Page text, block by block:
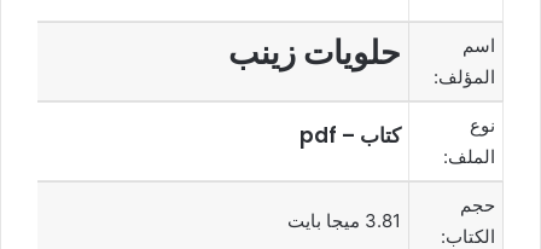
اسم
المؤلف:
حلويات زينب
نوع
الملف:
كتاب – pdf
حجم
الكتاب:
3.81 ميجا بايت